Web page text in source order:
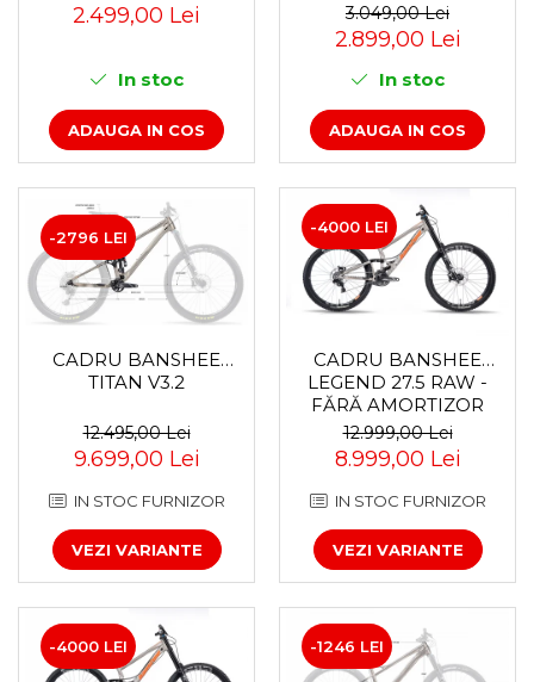
Pinioane
Roți spate
Set roți
Accesorii roți
Roți față
Schimbătoare
Schimbătoare față
Schimbătoare spate
Tije telescopice
Manete tije telescopice
Piese tije sa
Tije fixe
Amortizoare spate
Arcuri
2.499,00 Lei
In stoc
ADAUGA IN COS
3.049,00 Lei
2.899,00 Lei
In stoc
ADAUGA IN COS
-2796 LEI
CADRU BANSHEE
TITAN V3.2
12.495,00 Lei
9.699,00 Lei
IN STOC FURNIZOR
VEZI VARIANTE
-4000 LEI
CADRU BANSHEE
LEGEND 27.5 RAW -
FĂRĂ AMORTIZOR
12.999,00 Lei
8.999,00 Lei
IN STOC FURNIZOR
VEZI VARIANTE
-4000 LEI -1246 LEI